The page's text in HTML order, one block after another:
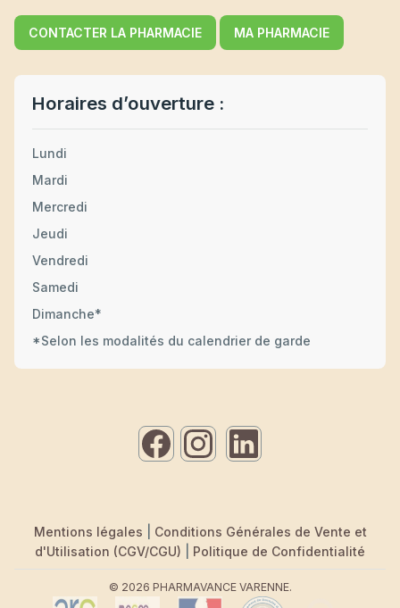
CONTACTER LA PHARMACIE MA PHARMACIE
Horaires d’ouverture :
Lundi
Mardi
Mercredi
Jeudi
Vendredi
Samedi
Dimanche*
*Selon les modalités du calendrier de garde
Mentions légales
Conditions Générales de Vente et
d'Utilisation (CGV/CGU)
Politique de Confidentialité
© 2026 PHARMAVANCE VARENNE.